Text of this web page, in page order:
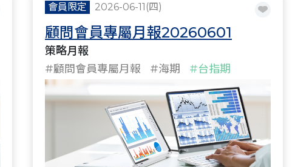
會員限定 2026-06-11(四)
顧問會員專屬月報20260601
策略月報
#顧問會員專屬月報
#海期
#台指期
#策略